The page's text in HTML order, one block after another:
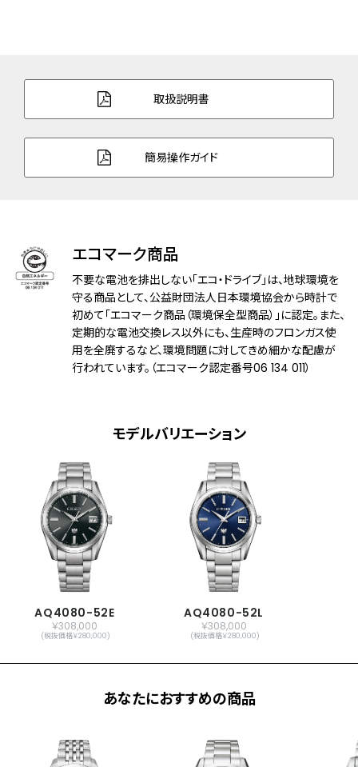
バンド幅 19.0mm
バンド調整可能サイ
152～210mm
耐磁性能 １種耐磁
充電量表示機能
充電警告機能
過充電防止機能
パワーセーブ機能
フル充電時約1.5年可動(パワーセーブ作動
日付表示
0時ジャストカレンダー更新機能
時差設定機能
パーフェックス(JIS1種耐磁、衝撃検知機
能、針自動補正機能)
メーカー保証
国際保証3年間(購入後1年以内にシチズン
オーナーズクラブご登録で国内保証10年
取扱説明書
簡易操作ガイド
エコマーク商品
不要な電池を排出しない「エコ・ドライブ」は、地球環境を
守る商品として、公益財団法人日本環境協会から時計で
初めて「エコマーク商品（環境保全型商品）」に認定。また、
定期的な電池交換レス以外にも、生産時のフロンガス使
用を全廃するなど、環境問題に対してきめ細かな配慮が
行われています。（エコマーク認定番号06 134 011）
モデルバリエーション
AQ4080-52E
￥308,000
(税抜価格￥280,000)
AQ4080-52L
￥308,000
(税抜価格￥280,000)
あなたにおすすめの商品